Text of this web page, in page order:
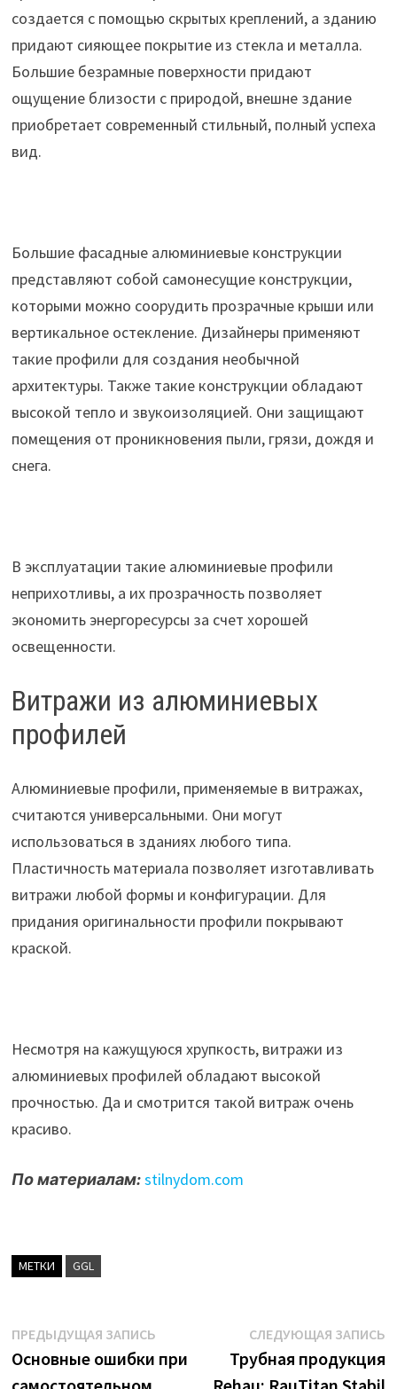
создается с помощью скрытых креплений, а зданию
придают сияющее покрытие из стекла и металла.
Большие безрамные поверхности придают
ощущение близости с природой, внешне здание
приобретает современный стильный, полный успеха
вид.
Большие фасадные алюминиевые конструкции
представляют собой самонесущие конструкции,
которыми можно соорудить прозрачные крыши или
вертикальное остекление. Дизайнеры применяют
такие профили для создания необычной
архитектуры. Также такие конструкции обладают
высокой тепло и звукоизоляцией. Они защищают
помещения от проникновения пыли, грязи, дождя и
снега.
В эксплуатации такие алюминиевые профили
неприхотливы, а их прозрачность позволяет
экономить энергоресурсы за счет хорошей
освещенности.
Витражи из алюминиевых
профилей
Алюминиевые профили, применяемые в витражах,
считаются универсальными. Они могут
использоваться в зданиях любого типа.
Пластичность материала позволяет изготавливать
витражи любой формы и конфигурации. Для
придания оригинальности профили покрывают
краской.
Несмотря на кажущуюся хрупкость, витражи из
алюминиевых профилей обладают высокой
прочностью. Да и смотрится такой витраж очень
красиво.
По материалам:stilnydom.com
МЕТКИ GGL
Навигация
по
ПРЕДЫДУЩАЯ ЗАПИСЬПредыдущая
запись:
Основные ошибки при
СЛЕДУЮЩАЯ ЗАПИСЬ
Трубная продукция